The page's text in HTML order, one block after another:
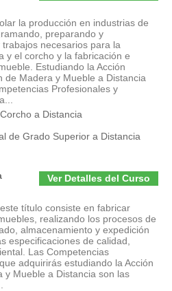
la producción en industrias de
preparando y
necesarios para la
y el corcho y la fabricación e
Estudiando la Acción
de Madera y Mueble a Distancia
Profesionales y
a Distancia
de Grado Superior a Distancia
Ver Detalles del Curso
título consiste en fabricar
realizando los procesos de
almacenamiento y expedición
especificaciones de calidad,
Las Competencias
adquirirás estudiando la Acción
y Mueble a Distancia son las